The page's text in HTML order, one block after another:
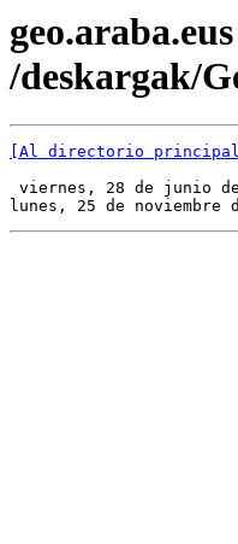
/deskargak/
[Al directorio
viernes, 28 de junio
lunes, 25 de